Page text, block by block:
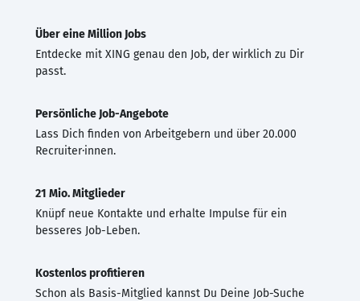
Über eine Million Jobs
Entdecke mit XING genau den Job, der wirklich zu Dir
passt.
Persönliche Job-Angebote
Lass Dich finden von Arbeitgebern und über 20.000
Recruiter·innen.
21 Mio. Mitglieder
Knüpf neue Kontakte und erhalte Impulse für ein
besseres Job-Leben.
Kostenlos profitieren
Schon als Basis-Mitglied kannst Du Deine Job-Suche